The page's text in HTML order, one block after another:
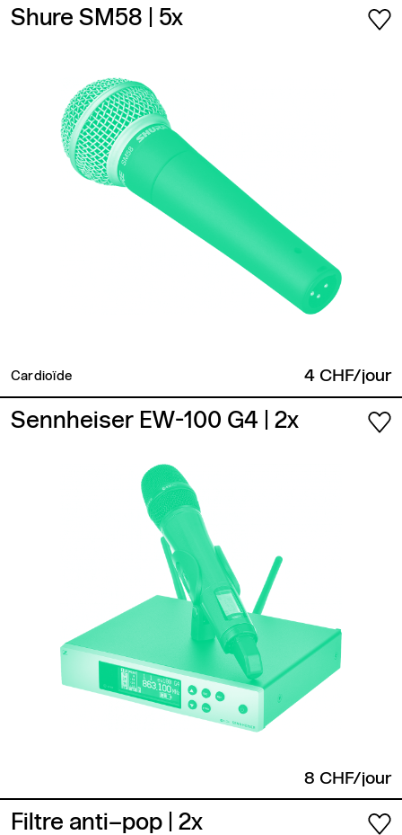
Shure SM58 | 5x
Cardioïde 4 CHF/jour
Sennheiser EW-100 G4 | 2x
8 CHF/jour
Filtre anti–pop | 2x